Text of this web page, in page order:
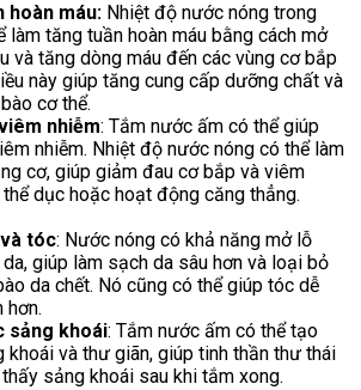
hoàn máu: Nhiệt độ nước nóng trong
làm tăng tuần hoàn máu bằng cách mở
và tăng dòng máu đến các vùng cơ bắp
này giúp tăng cung cấp dưỡng chất và
cơ thể.
nhiễm: Tắm nước ấm có thể giúp
nhiễm. Nhiệt độ nước nóng có thể làm
cơ, giúp giảm đau cơ bắp và viêm
dục hoặc hoạt động căng thẳng.
tóc: Nước nóng có khả năng mở lỗ
giúp làm sạch da sâu hơn và loại bỏ
da chết. Nó cũng có thể giúp tóc dễ
hơn.
sảng khoái: Tắm nước ấm có thể tạo
khoái và thư giãn, giúp tinh thần thư thái
sảng khoái sau khi tắm xong.